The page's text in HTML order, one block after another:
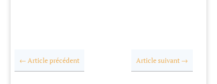
← Article précédent Article suivant→